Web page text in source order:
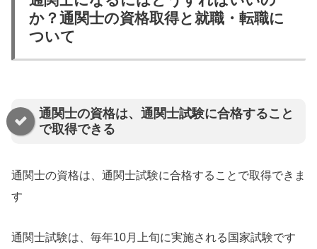
か？通関士の資格取得と就職・転職に
ついて
通関士の資格は、通関士試験に合格すること
で取得できる
通関士の資格は、通関士試験に合格することで取得できま
す
通関士試験は、毎年10月上旬に実施される国家試験です